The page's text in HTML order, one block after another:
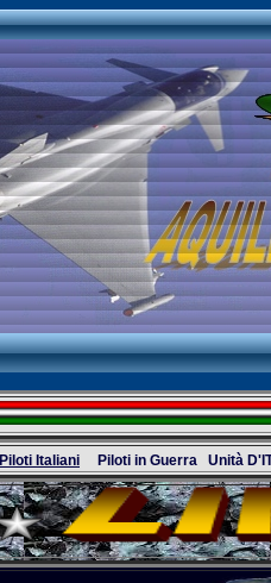
Piloti Italiani Piloti in Guerra Unità